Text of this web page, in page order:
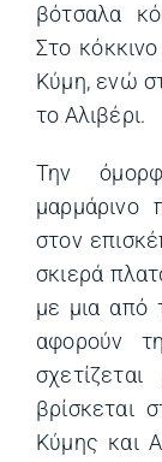
βότσαλα
Στο
Κύμη, ενώ
το Αλιβέρι.
Την
μαρμάρινο
στον
σκιερά
με μια από
αφορούν
βρίσκεται
Κύμης και